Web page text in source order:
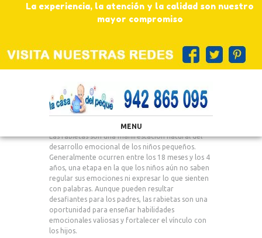
La experiencia, la atención y la calidad son nuestro
mayor compromiso
MENU
Las rabietas son una manifestación natural del
desarrollo emocional de los niños pequeños.
Generalmente ocurren entre los 18 meses y los 4
años, una etapa en la que los niños aún no saben
regular sus emociones ni expresar lo que sienten
con palabras. Aunque pueden resultar
desafiantes para los padres, las rabietas son una
oportunidad para enseñar habilidades
emocionales valiosas y fortalecer el vínculo con
los hijos.